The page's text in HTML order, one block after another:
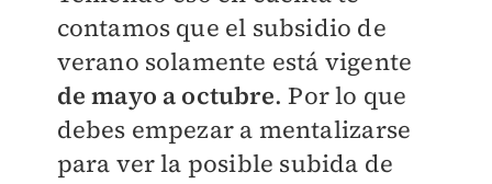
contamos que el subsidio de
verano solamente está vigente
de mayo a octubre. Por lo que
debes empezar a mentalizarse
para ver la posible subida de